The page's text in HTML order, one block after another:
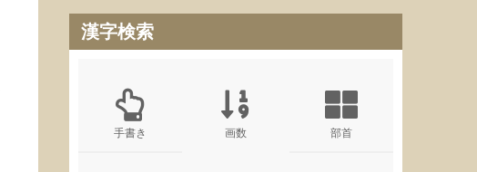
漢字検索
手書き 画数 部首